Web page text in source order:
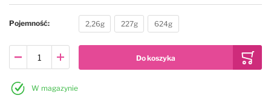
Pojemność 2,26g 227g 624g
W magazynie